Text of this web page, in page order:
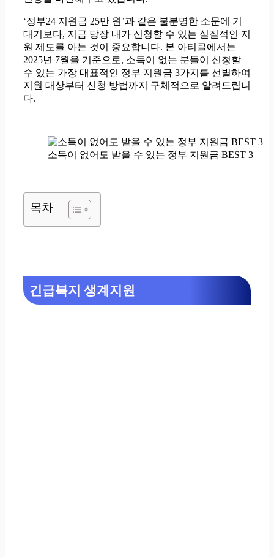
‘정부24 지원금 25만 원’과 같은 불분명한 소문에 기
대기보다, 지금 당장 내가 신청할 수 있는 실질적인 지
원 제도를 아는 것이 중요합니다. 본 아티클에서는
2025년 7월을 기준으로, 소득이 없는 분들이 신청할
수 있는 가장 대표적인 정부 지원금 3가지를 선별하여
지원 대상부터 신청 방법까지 구체적으로 알려드립니
다.
소득이 없어도 받을 수 있는 정부 지원금 BEST 3
목차
긴급복지 생계지원